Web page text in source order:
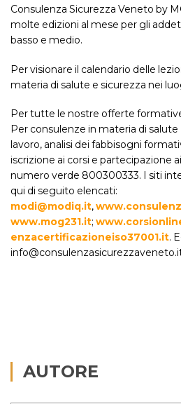
Consulenza Sicurezza Veneto by
molte edizioni al mese per gli
basso e medio.
Per visionare il calendario delle
materia di salute e sicurezza nei
Per tutte le nostre offerte
Per consulenze in materia di
lavoro, analisi dei fabbisogni
iscrizione ai corsi e partecipazione
numero verde 800300333. I siti
qui di seguito elencati:
modi@modiq.it,
www.mog231.it;
enzacertificazioneiso37001.it.
AUTORE